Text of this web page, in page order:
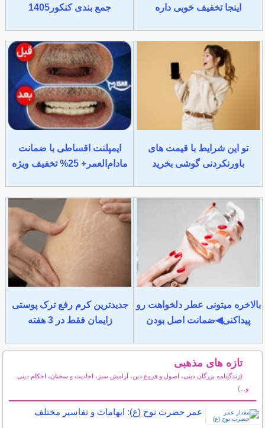
اینجا تخفیف خوبی داره
جمع بندی کنکور1405
تو این شرایط با قیمت های
باورنکردنی گوشی بخرید
ایمپلنت اقساطی با ضمانت
مادام‌العمر+ 25% تخفیف ویژه
بالاخره میتونی عطر دلخواهت رو
پیداکنی◀ضمانت اصل بودن
جدیدترین کرم رفع ترک پوستی
زایمان فقط در 3 هفته
تازه های مذهبی
(زندگینامه بزرگان دینی، اصول و فروع دین، آرامش سبز، احادیث و سخنان، احکام دینی
و...)
عمر حضرت نوح (ع): ابهامات و تفاسیر مختلف